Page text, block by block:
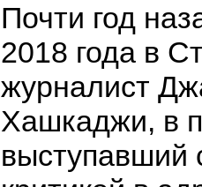
Почти год
2018 года в
журналист
Хашкаджи, в
выступавший